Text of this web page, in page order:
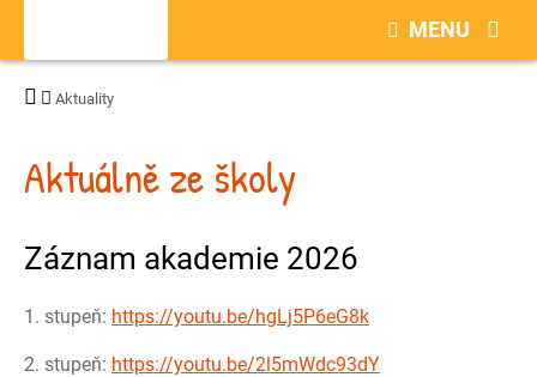
Aktuality
Aktuálně ze školy
Záznam akademie 2026
1. stupeň: https://youtu.be/hgLj5P6eG8k
2. stupeň: https://youtu.be/2l5mWdc93dY
MENU